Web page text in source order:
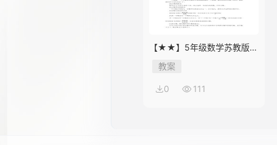
【★★】5年级数学苏教版下
册教案第8单元《单元复习》
教案
0 111